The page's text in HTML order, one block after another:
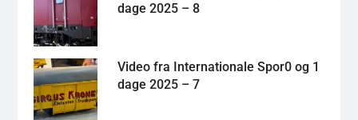
dage 2025 – 8
Video fra Internationale Spor0 og 1
dage 2025 – 7